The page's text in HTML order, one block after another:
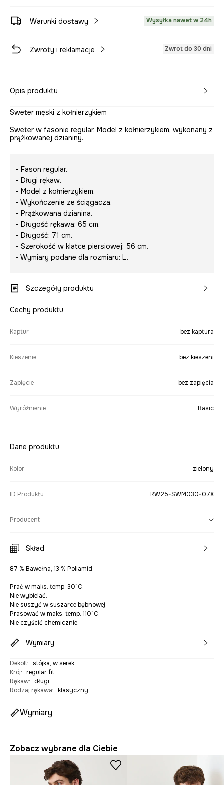
Warunki dostawy Wysyłka nawet w 24h
Zwroty i reklamacje Zwrot do 30 dni
Opis produktu
Sweter męski z kołnierzykiem
Sweter w fasonie regular. Model z kołnierzykiem, wykonany z
prążkowanej dzianiny.
- Fason regular.
- Długi rękaw.
- Model z kołnierzykiem.
- Wykończenie ze ściągacza.
- Prążkowana dzianina.
- Długość rękawa: 65 cm.
- Długość: 71 cm.
- Szerokość w klatce piersiowej: 56 cm.
- Wymiary podane dla rozmiaru: L.
Szczegóły produktu
Cechy produktu
Kaptur bez kaptura
Kieszenie bez kieszeni
Zapięcie bez zapięcia
Wyróżnienie Basic
Dane produktu
Kolor zielony
ID Produktu RW25-SWM030-07X
Producent
Skład
87 % Bawełna, 13 % Poliamid
Prać w maks. temp. 30°C.
Nie wybielać.
Nie suszyć w suszarce bębnowej.
Prasować w maks. temp. 110°C.
Nie czyścić chemicznie.
Wymiary
Dekolt:
stójka, w serek
Krój: regular fit
Rękaw:
długi
Rodzaj rękawa: klasyczny
Wymiary
Zobacz wybrane dla Ciebie